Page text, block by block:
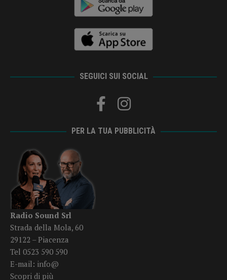
SEGUICI SUI SOCIAL
PER LA TUA PUBBLICITÀ
Radio Sound Srl
Strada della Mola, 60
29122 – Piacenza
Tel 0523 590 590
E-mail: info@
Scopri di più